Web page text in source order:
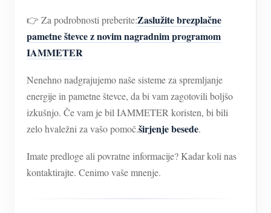
👉 Za podrobnosti preberite:Zaslužite brezplačne
pametne števce z novim nagradnim programom
IAMMETER
Nenehno nadgrajujemo naše sisteme za spremljanje
energije in pametne števce, da bi vam zagotovili boljšo
izkušnjo. Če vam je bil IAMMETER koristen, bi bili
zelo hvaležni za vašo pomoč.širjenje besede.
Imate predloge ali povratne informacije? Kadar koli nas
kontaktirajte. Cenimo vaše mnenje.